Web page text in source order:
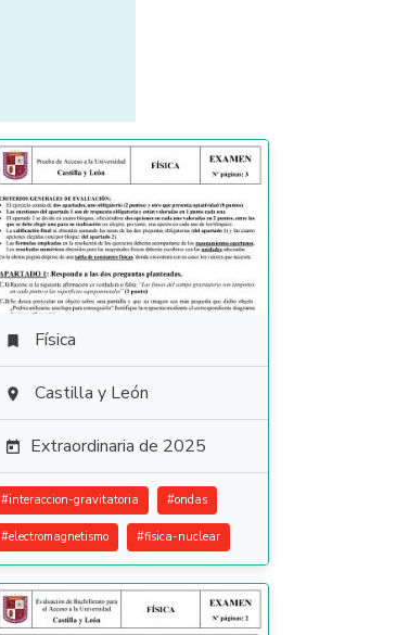
 Física
 Castilla y León
 Extraordinaria de 2025
#interaccion-gravitatoria #ondas
#electromagnetismo #fisica-nuclear